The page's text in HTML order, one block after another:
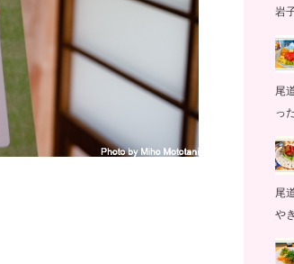
岩
尾
っ
尾
や